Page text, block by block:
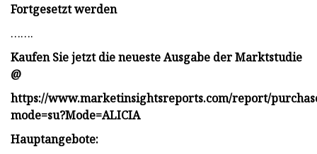
Fortgesetzt werden
…….
Kaufen Sie jetzt die neueste Ausgabe der Marktstudie
@
https://www.marketinsightsreports.com/report/
mode=su?Mode=ALICIA
Hauptangebote: